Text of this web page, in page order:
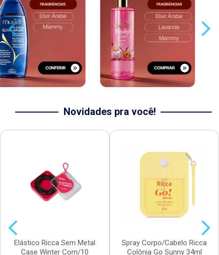
Novidades pra você!
Elástico Ricca Sem Metal
Case Winter Com/10
Spray Corpo/Cabelo Ricca
Colônia Go Sunny 34ml